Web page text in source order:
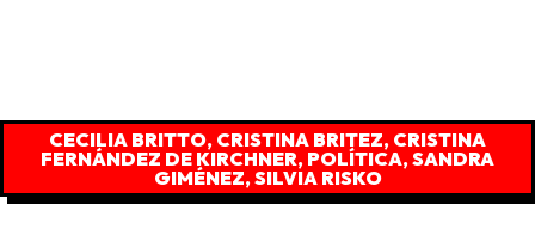
CECILIA BRITTO, CRISTINA BRITEZ, CRISTINA
FERNÁNDEZ DE KIRCHNER, POLÍTICA,SANDRA
GIMÉNEZ,SILVIA RISKO